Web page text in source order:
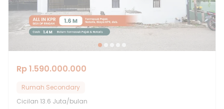
Rp 1.590.000.000
Rumah Secondary
Cicilan 13.6 Juta/bulan